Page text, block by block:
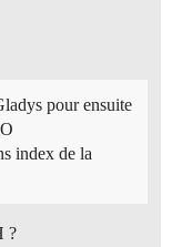
pour ensuite
index de la
?